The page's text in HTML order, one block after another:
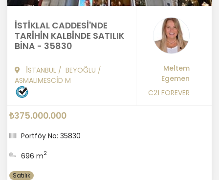
İSTİKLAL CADDESİ'NDE
TARİHİN KALBİNDE SATILIK
BİNA - 35830
İSTANBUL / BEYOĞLU /
ASMALIMESCİD M
Meltem
Egemen
C21 FOREVER
₺375.000.000
Portföy No: 35830
696 m2
Satılık